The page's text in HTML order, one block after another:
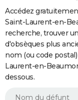
FINANCE
Retraite
Impôts
Epargne
Immobilier
Risques naturels par
Banque
Assurance
Crédit
Essais
Réserver un essai
Citadines
Berlines
SUV
Forum auto
+
HIGH-TECH
Mobiles
Meilleur smartphone
Internet
Ordinateurs
Jeux vidéo
Guide high-tech
+
BRICOLAGE
Accédez
Saint-Laurent-en-
recherche, trouver
d'obsèques plus
nom (ou code
Laurent-en-
dessous.